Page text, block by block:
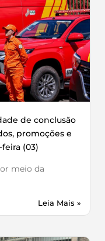
de conclusão
promoções e
(03)
meio da
Leia Mais »